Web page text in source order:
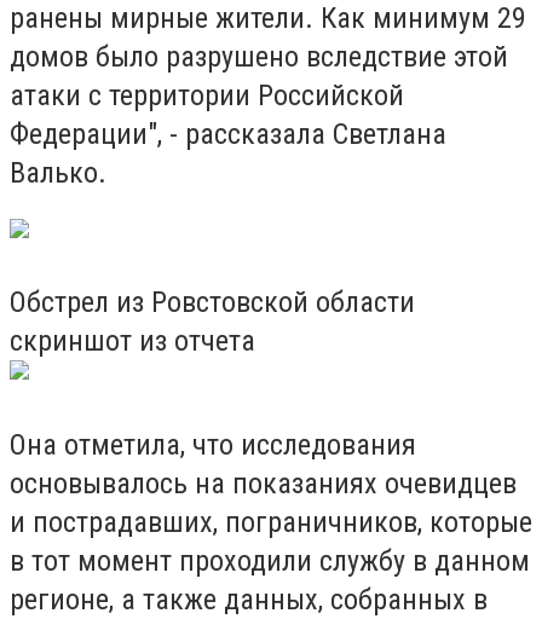
ранены мирные жители. Как минимум 29
домов было разрушено вследствие этой
атаки с территории Российской
Федерации", - рассказала Светлана
Валько.
Обстрел из Ровстовской области
скриншот из отчета
Она отметила, что исследования
основывалось на показаниях очевидцев
и пострадавших, пограничников, которые
в тот момент проходили службу в данном
регионе, а также данных, собранных в